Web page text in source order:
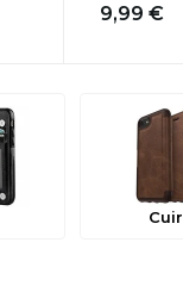
9,99 €
Cuir